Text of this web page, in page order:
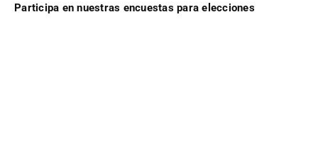
Participa en nuestras encuestas para elecciones